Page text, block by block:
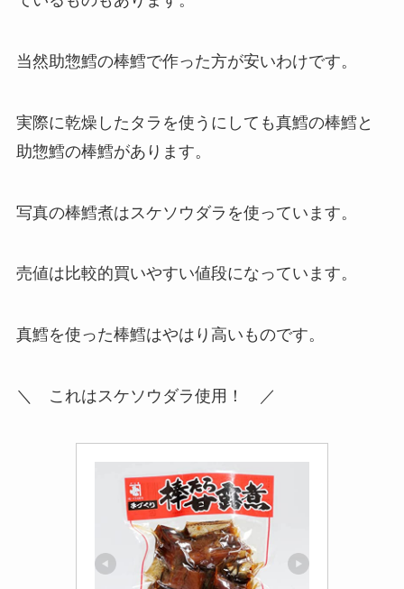
当然助惣鱈の棒鱈で作った方が安いわけです。
実際に乾燥したタラを使うにしても真鱈の棒鱈と
助惣鱈の棒鱈があります。
写真の棒鱈煮はスケソウダラを使っています。
売値は比較的買いやすい値段になっています。
真鱈を使った棒鱈はやはり高いものです。
＼ これはスケソウダラ使用！ ／